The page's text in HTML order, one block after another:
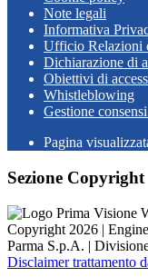
Note legali
Informativa
Ufficio Relazioni
Dichiarazione di
Obiettivi di
Whistleblowing
Gestione
Pagina
Sezione Copyright
Copyright 2026 |
Parma S.p.A. |
Disclaimer trattamento